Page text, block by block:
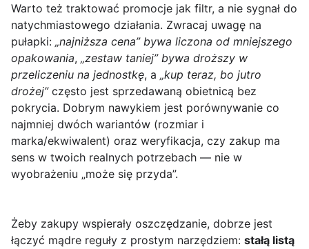
Warto też traktować promocje jak filtr, a nie sygnał do
natychmiastowego działania. Zwracaj uwagę na
pułapki: „najniższa cena” bywa liczona od mniejszego
opakowania, „zestaw taniej” bywa droższy w
przeliczeniu na jednostkę, a „kup teraz, bo jutro
drożej”często jest sprzedawaną obietnicą bez
pokrycia. Dobrym nawykiem jest porównywanie co
najmniej dwóch wariantów (rozmiar i
marka/ekwiwalent) oraz weryfikacja, czy zakup ma
sens w twoich realnych potrzebach — nie w
wyobrażeniu „może się przyda”.
Żeby zakupy wspierały oszczędzanie, dobrze jest
łączyć mądre reguły z prostym narzędziem: stałą listą